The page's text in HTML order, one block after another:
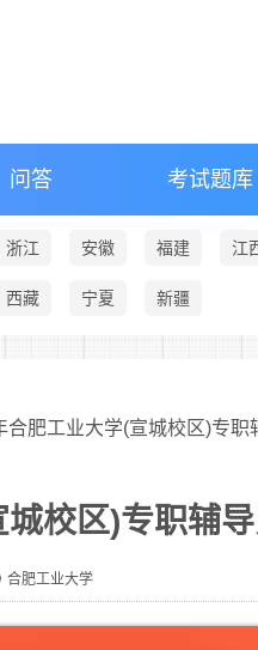
问答 考试题库
浙江 安徽 福建 江
西藏 宁夏 新疆
合肥工业大学(宣城校区)专职
校区)专职辅
合肥工业大学